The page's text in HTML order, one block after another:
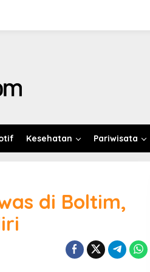
Kesehatan Pariwisata
di Boltim,